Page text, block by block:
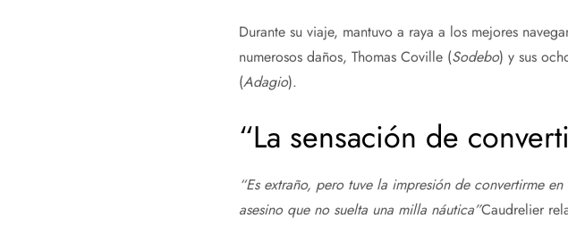
Durante su viaje, mantuvo a raya a los mejores
numerosos daños, Thomas Coville (Sodebo) y sus
(Adagio).
“La sensación de
“Es extraño, pero tuve la impresión de convertirme
asesino que no suelta una milla náutica”Caudrelier